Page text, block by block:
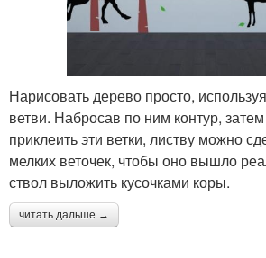
Нарисовать дерево просто,
ветви. Набросав по ним контур,
приклеить эти ветки, листву можно
мелких веточек, чтобы оно вышло
ствол выложить кусочками коры.
читать дальше →